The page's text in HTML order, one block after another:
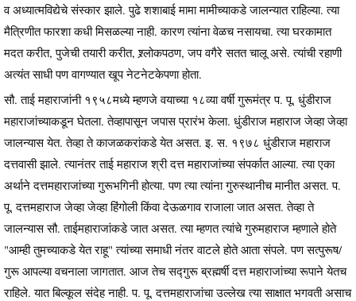
व अध्यात्मविद्येचे संस्कार झाले. पुढे शशाबाई मामा मामीच्याकडे जालन्यात राहिल्या. त्या
मैत्रिणीत फारशा कधी मिसळल्या नाही. कारण त्यांना वेळच नसायचा. त्या घरकामात
मदत करीत, पुजेची तयारी करीत, श्र्लोकपठण, जप वगैरे सतत चालू असे. त्यांची रहाणी
अत्यंत साधी पण वागण्यात खूप नेटनेटकेपणा होता.
सौ. ताई महाराजांनी १९५८मध्ये म्हणजे वयाच्या १८व्या वर्षी गुरूमंत्र प. पू. धुंडीराज
महाराजांच्याकडून घेतला. तेव्हापासून जपास प्रारंभ केला. धुंडीराज महाराज जेव्हा जेव्हा
जालन्यास येत. तेव्हा ते काजळकरांकडे येत असत. इ. स. १९७८ धुंडीराज महाराज
दत्तवासी झाले. त्यानंतर ताई महाराज श्री दत्त महाराजांच्या संपर्कात आल्या. त्या एका
अर्थाने दत्तमहाराजांच्या गुरूभगिनी होत्या. पण त्या त्यांना गुरुस्थानीच मानीत असत. प.
पू. दत्तमहाराज जेव्हा जेव्हा हिंगोली किंवा देऊळगाव राजाला जात असत. तेव्हा ते
जालन्यास सौ. ताईमहाराजांकडे जात असत. त्या म्हणत त्यांचे गुरुमहाराज म्हणाले होते
"आम्ही तुमच्याकडे येत राहू" त्यांच्या समाधी नंतर वाटले होते आता संपले. पण सत्पुरूष/
गुरू आपल्या वचनाला जागतात. आज तेच सद्गुरू ब्रह्मर्षी दत्त महाराजांच्या रूपाने येतच
राहिले. यात बिल्कूल संदेह नाही. प. पू. दत्तमहाराजांचा उल्लेख त्या साक्षात भगवती असाच